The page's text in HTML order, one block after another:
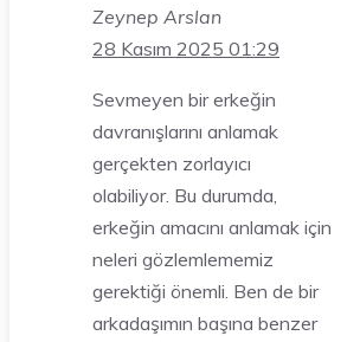
Zeynep Arslan
28 Kasım 2025 01:29
Sevmeyen bir erkeğin
davranışlarını anlamak
gerçekten zorlayıcı
olabiliyor. Bu durumda,
erkeğin amacını anlamak için
neleri gözlemlememiz
gerektiği önemli. Ben de bir
arkadaşımın başına benzer